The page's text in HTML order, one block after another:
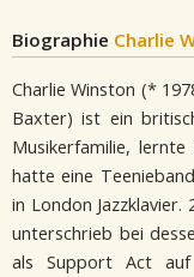
Biographie Charlie
Charlie Winston (*
Baxter) ist ein
Musikerfamilie,
hatte eine
in London
unterschrieb bei
als Support Act auf